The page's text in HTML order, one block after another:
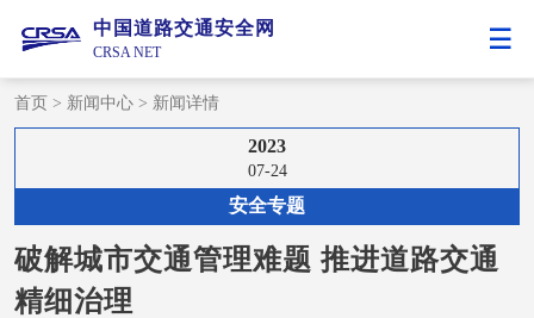
中国道路交通安全网
CRSA NET
首页 > 新闻中心 > 新闻详情
2023
07-24
安全专题
破解城市交通管理难题 推进道路交通
精细治理